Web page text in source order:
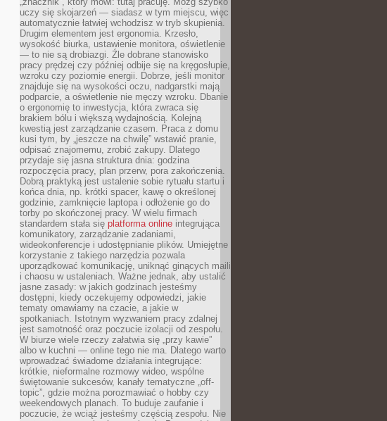
uczy się skojarzeń — siadasz w tym miejscu, więc
automatycznie łatwiej wchodzisz w tryb skupienia.
Drugim elementem jest ergonomia. Krzesło,
wysokość biurka, ustawienie monitora, oświetlenie
— to nie są drobiazgi. Źle dobrane stanowisko
pracy prędzej czy później odbije się na kręgosłupie,
wzroku czy poziomie energii. Dobrze, jeśli monitor
znajduje się na wysokości oczu, nadgarstki mają
podparcie, a oświetlenie nie męczy wzroku. Dbanie
o ergonomię to inwestycja, która zwraca się
brakiem bólu i większą wydajnością. Kolejną
kwestią jest zarządzanie czasem. Praca z domu
kusi tym, by „jeszcze na chwilę” wstawić pranie,
odpisać znajomemu, zrobić zakupy. Dlatego
przydaje się jasna struktura dnia: godzina
rozpoczęcia pracy, plan przerw, pora zakończenia.
Dobrą praktyką jest ustalenie sobie rytuału startu i
końca dnia, np. krótki spacer, kawę o określonej
godzinie, zamknięcie laptopa i odłożenie go do
torby po skończonej pracy. W wielu firmach
standardem stała się platforma online integrująca
komunikatory, zarządzanie zadaniami,
wideokonferencje i udostępnianie plików. Umiejętne
korzystanie z takiego narzędzia pozwala
uporządkować komunikację, uniknąć ginących maili
i chaosu w ustaleniach. Ważne jednak, aby ustalić
jasne zasady: w jakich godzinach jesteśmy
dostępni, kiedy oczekujemy odpowiedzi, jakie
tematy omawiamy na czacie, a jakie w
spotkaniach. Istotnym wyzwaniem pracy zdalnej
jest samotność oraz poczucie izolacji od zespołu.
W biurze wiele rzeczy załatwia się „przy kawie”
albo w kuchni — online tego nie ma. Dlatego warto
wprowadzać świadome działania integrujące:
krótkie, nieformalne rozmowy wideo, wspólne
świętowanie sukcesów, kanały tematyczne „off-
topic”, gdzie można porozmawiać o hobby czy
weekendowych planach. To buduje zaufanie i
poczucie, że wciąż jesteśmy częścią zespołu. Nie